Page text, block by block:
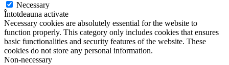
Necessary
Întotdeauna activate
Necessary cookies are absolutely essential for the website to
function properly. This category only includes cookies that ensures
basic functionalities and security features of the website. These
cookies do not store any personal information.
Non-necessary